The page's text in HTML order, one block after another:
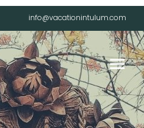
info@vacationintulum.com